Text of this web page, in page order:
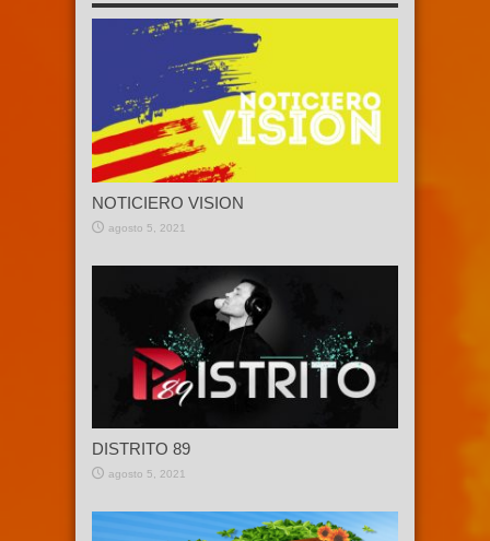
NOTICIERO VISION
agosto 5, 2021
DISTRITO 89
agosto 5, 2021